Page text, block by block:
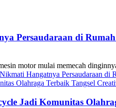
Persaudaraan di
mulai memecah dinginnya
Hangatnya Persaudaraan di
Olahraga Terbaik Tangsel
Jadi Komunitas